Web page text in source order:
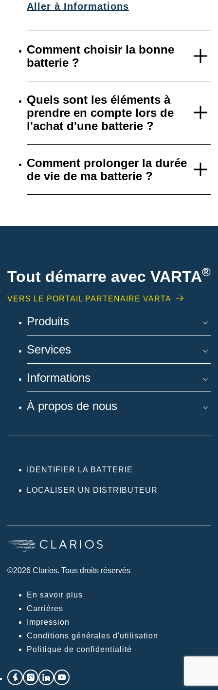
Aller à Informations
Comment choisir la bonne
batterie ?
Quels sont les éléments à
prendre en compte lors de
l'achat d'une batterie ?
Comment prolonger la durée
de vie de ma batterie ?
Tout démarre avec VARTA®
VERS LE PORTAIL PARTENAIRE VARTA
Produits
Services
Informations
À propos de nous
IDENTIFIER LA BATTERIE
LOCALISER UN DISTRIBUTEUR
©2026 Clarios. Tous droits réservés
En savoir plus
Carrières
Impression
Conditions générales d'utilisation
Politique de confidentialité